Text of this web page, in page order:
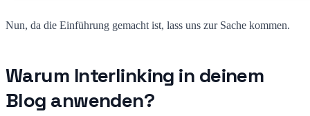
Nun, da die Einführung gemacht ist, lass uns zur Sache kommen.
Warum Interlinking in deinem
Blog anwenden?